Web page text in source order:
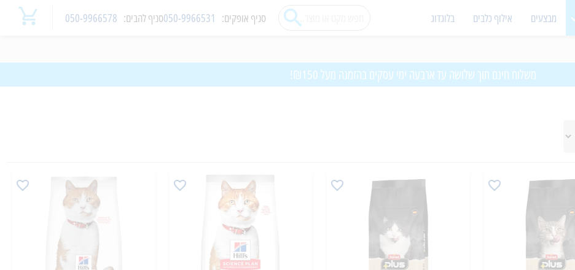
מבצעים אילוף כלבים בלוגדוג סניף אופקים:
050-9966531סניףלהבים:
050-9966578
משלוח חינם תוך שלושה עד ארבעה ימי עסקים בהזמנה מעל ₪150!